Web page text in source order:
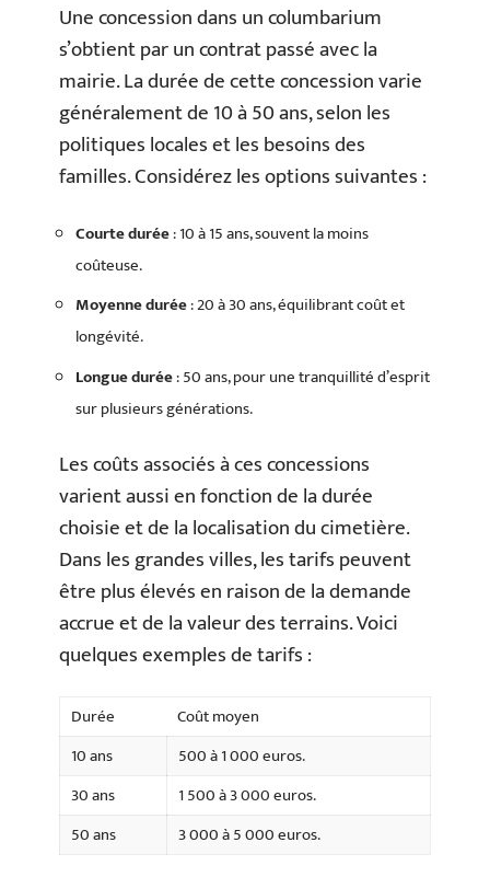
Une concession dans un columbarium
s’obtient par un contrat passé avec la
mairie. La durée de cette concession varie
généralement de 10 à 50 ans, selon les
politiques locales et les besoins des
familles. Considérez les options suivantes :
Courte durée: 10 à 15 ans, souvent la moins
coûteuse.
Moyenne durée: 20 à 30 ans, équilibrant coût et
longévité.
Longue durée: 50 ans, pour une tranquillité d’esprit
sur plusieurs générations.
Les coûts associés à ces concessions
varient aussi en fonction de la durée
choisie et de la localisation du cimetière.
Dans les grandes villes, les tarifs peuvent
être plus élevés en raison de la demande
accrue et de la valeur des terrains. Voici
quelques exemples de tarifs :
Durée
Coût moyen
10 ans
500 à 1 000 euros.
30 ans
1 500 à 3 000 euros.
50 ans
3 000 à 5 000 euros.